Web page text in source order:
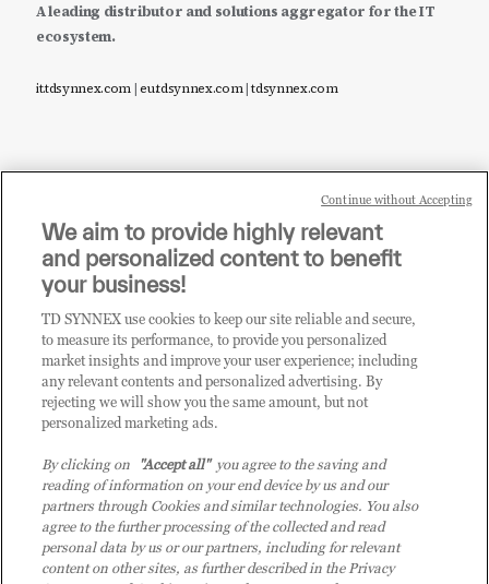
A leading distributor and solutions aggregator for the IT
ecosystem.
it.tdsynnex.com|eu.tdsynnex.com|tdsynnex.com
Sei un rivenditore di tecnologia e desideri acquistare
i prodotti o le soluzioni trattate sul blog?
CLICCA QUI E DIVENTA
CLIENTE TD SYNNEX
We aim to provide highly relevant
and personalized content to benefit
your business!
TD SYNNEX use cookies to keep our site reliable and secure,
to measure its performance, to provide you personalized
market insights and improve your user experience; including
any relevant contents and personalized advertising. By
rejecting we will show you the same amount, but not
personalized marketing ads.
By clicking on "Accept all"you agree to the saving and
reading of information on your end device by us and our
partners through Cookies and similar technologies. You also
agree to the further processing of the collected and read
personal data by us or our partners, including for relevant
content on other sites, as further described in the Privacy
Continue without Accepting